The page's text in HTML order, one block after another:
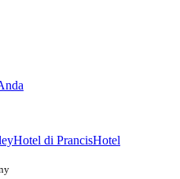
Hotel di PrancisHotel